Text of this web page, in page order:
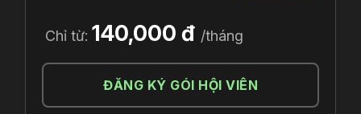
Chỉ từ: 140,000 đ /tháng
ĐĂNG KÝ GÓI HỘI VIÊN